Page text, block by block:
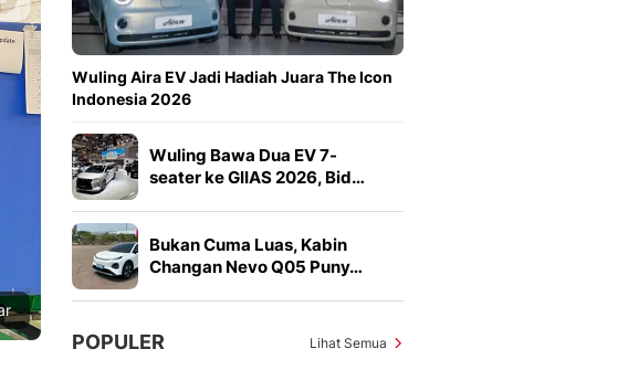
Wuling Aira EV Jadi Hadiah Juara The Icon
Indonesia 2026
Wuling Bawa Dua EV 7-
seater ke GIIAS 2026, Bid…
Bukan Cuma Luas, Kabin
Changan Nevo Q05 Puny…
POPULER Lihat Semua